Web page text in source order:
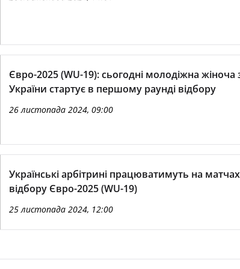
Євро-2025 (WU-19): сьогодні молодіжна жіноча
України стартує в першому раунді відбору
26 листопада 2024, 09:00
Українські арбітрині працюватимуть на матчах
відбору Євро-2025 (WU-19)
25 листопада 2024, 12:00